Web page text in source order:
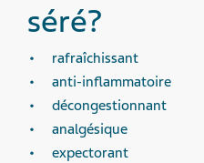
séré?
rafraîchissant
anti-inflammatoire
décongestionnant
analgésique
expectorant